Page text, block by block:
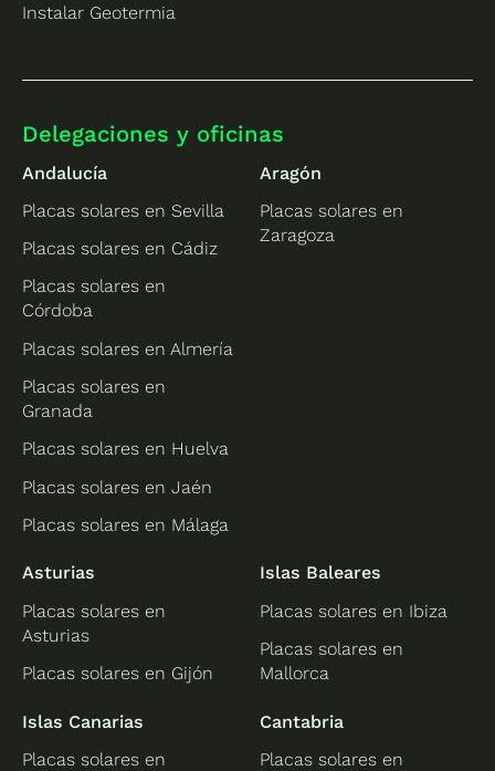
Instalar Geotermia
Delegaciones y oficinas
Andalucía
Placas solares en Sevilla
Placas solares en Cádiz
Placas solares en
Córdoba
Placas solares en Almería
Placas solares en
Granada
Placas solares en Huelva
Placas solares en Jaén
Placas solares en Málaga
Aragón
Placas solares en
Zaragoza
Asturias
Placas solares en
Asturias
Placas solares en Gijón
Islas Baleares
Placas solares en Ibiza
Placas solares en
Mallorca
Islas Canarias
Placas solares en
Cantabria
Placas solares en